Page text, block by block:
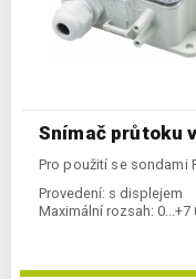
Snímač průtoku
Pro použití se sondami
Provedení: s displejem
Maximální rozsah: 0...+7